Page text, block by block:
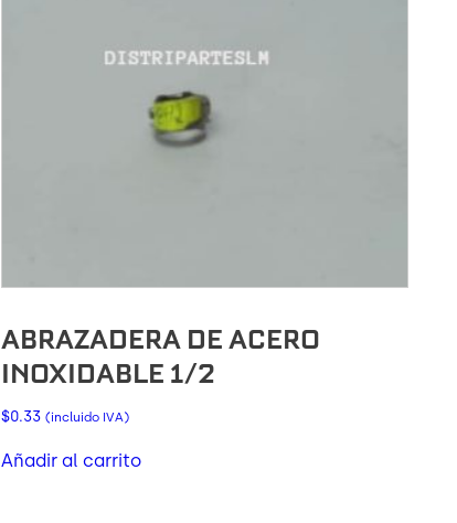
ABRAZADERA DE ACERO
INOXIDABLE 1/2
$0.33 (incluido IVA)
Añadir al carrito